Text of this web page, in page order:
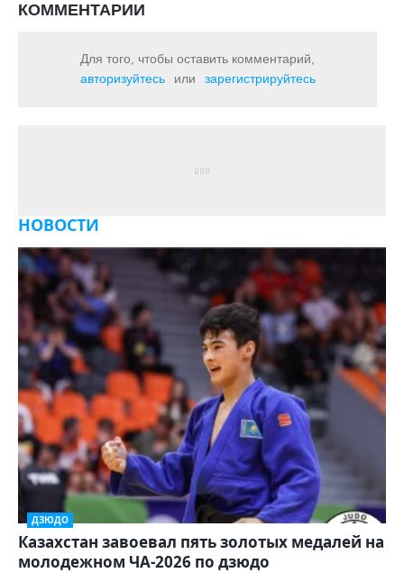
КОММЕНТАРИИ
Для того, чтобы оставить комментарий,
авторизуйтесь
или зарегистрируйтесь
НОВОСТИ
ДЗЮДО
Казахстан завоевал пять золотых медалей на
молодежном ЧА-2026 по дзюдо